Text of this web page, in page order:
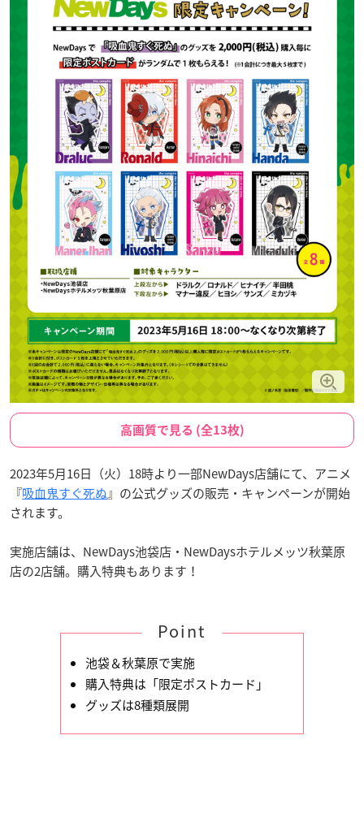
高画質で見る (全13枚)
2023年5月16日（火）18時より一部NewDays店舗にて、アニメ
『吸血鬼すぐ死ぬ』の公式グッズの販売・キャンペーンが開始
されます。
実施店舗は、NewDays池袋店・NewDaysホテルメッツ秋葉原
店の2店舗。購入特典もあります！
Point
池袋＆秋葉原で実施
購入特典は「限定ポストカード」
グッズは8種類展開